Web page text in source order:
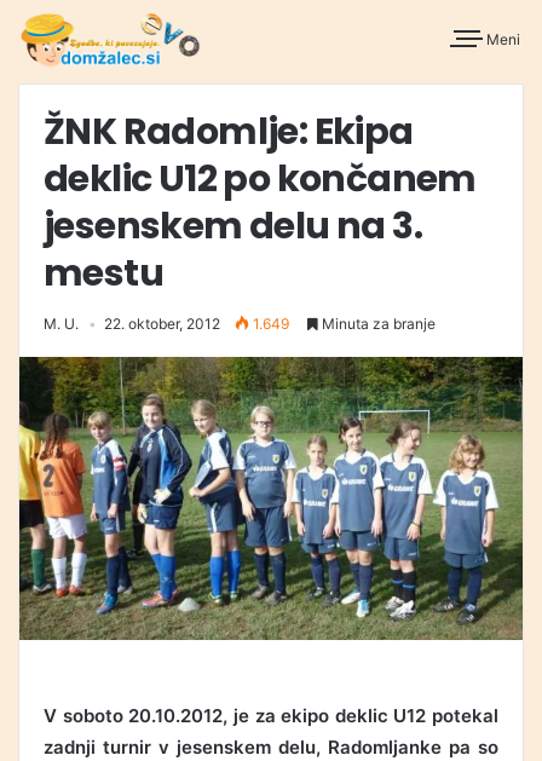
Meni
ŽNK Radomlje: Ekipa
deklic U12 po končanem
jesenskem delu na 3.
mestu
M. U. 22. oktober, 2012 1.649 Minuta za branje
V soboto 20.10.2012, je za ekipo deklic U12 potekal
zadnji turnir v jesenskem delu, Radomljanke pa so